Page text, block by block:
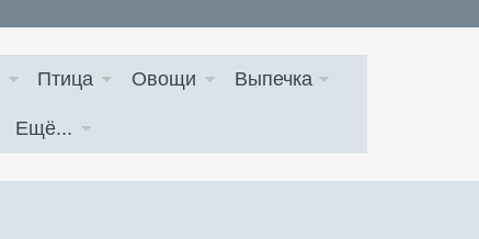
Птица Овощи Выпечка
Ещё...